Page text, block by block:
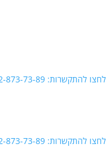
לחצו להתקשרות: 052-873-73-89
לחצו להתקשרות: 052-873-73-89